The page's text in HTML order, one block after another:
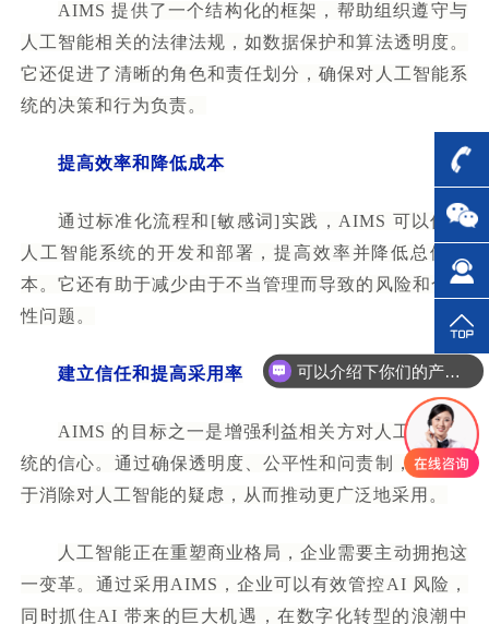
AIMS 提供了一个结构化的框架，帮助组织遵守与
人工智能相关的法律法规，如数据保护和算法透明度。
它还促进了清晰的角色和责任划分，确保对人工智能系
统的决策和行为负责。
提高效率和降低成本
通过标准化流程和[敏感词]实践，AIMS 可以优化
人工智能系统的开发和部署，提高效率并降低总体成
本。它还有助于减少由于不当管理而导致的风险和合规
性问题。
建立信任和提高采用率
AIMS 的目标之一是增强利益相关方对人工智能系
统的信心。通过确保透明度、公平性和问责制，它有助
于消除对人工智能的疑虑，从而推动更广泛地采用。
人工智能正在重塑商业格局，企业需要主动拥抱这
一变革。通过采用AIMS，企业可以有效管控AI 风险，
同时抓住AI 带来的巨大机遇，在数字化转型的浪潮中
可以介绍下你们的产品么？